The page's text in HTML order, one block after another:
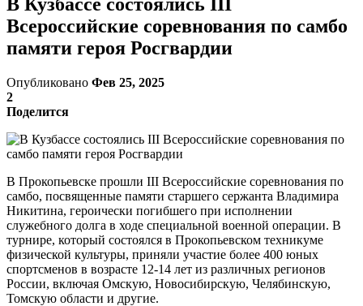
Всероссийские соревнования по самбо
памяти героя Росгвардии
Опубликовано Фев 25, 2025
2
Поделится
В Прокопьевске прошли III Всероссийские соревнования по
самбо, посвященные памяти старшего сержанта Владимира
Никитина, героически погибшего при исполнении
служебного долга в ходе специальной военной операции. В
турнире, который состоялся в Прокопьевском техникуме
физической культуры, приняли участие более 400 юных
спортсменов в возрасте 12-14 лет из различных регионов
России, включая Омскую, Новосибирскую, Челябинскую,
Томскую области и другие.